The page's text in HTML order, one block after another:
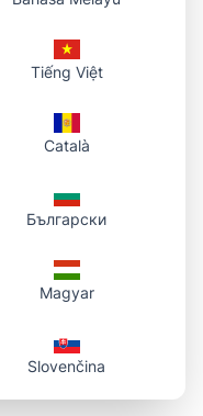
Tiếng Việt
Català
Български
Magyar
Slovenčina